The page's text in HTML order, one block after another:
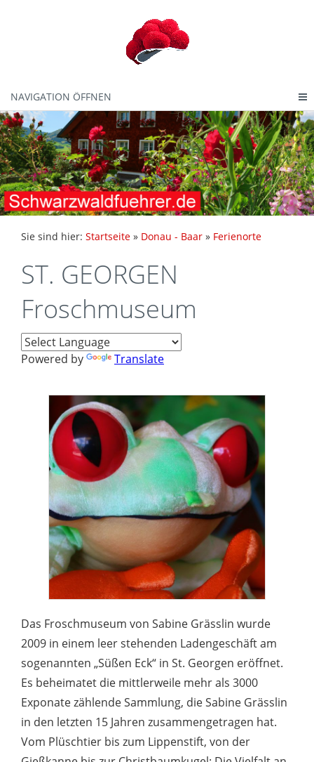
NAVIGATION ÖFFNEN
Sie sind hier: Startseite » Donau - Baar » Ferienorte
ST. GEORGEN
Froschmuseum
Powered by Translate
Das Froschmuseum von Sabine Grässlin wurde
2009 in einem leer stehenden Ladengeschäft am
sogenannten „Süßen Eck“ in St. Georgen eröffnet.
Es beheimatet die mittlerweile mehr als 3000
Exponate zählende Sammlung, die Sabine Grässlin
in den letzten 15 Jahren zusammengetragen hat.
Vom Plüschtier bis zum Lippenstift, von der